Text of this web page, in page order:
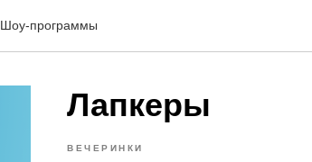
Шоу-программы
Лапкеры
ВЕЧЕРИНКИ